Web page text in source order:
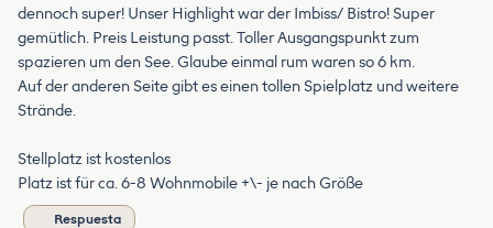
dennoch super! Unser Highlight war der Imbiss/ Bistro! Super
gemütlich. Preis Leistung passt. Toller Ausgangspunkt zum
spazieren um den See. Glaube einmal rum waren so 6 km.
Auf der anderen Seite gibt es einen tollen Spielplatz und weitere
Strände.
Stellplatz ist kostenlos
Platz ist für ca. 6-8 Wohnmobile +\- je nach Größe
Respuesta